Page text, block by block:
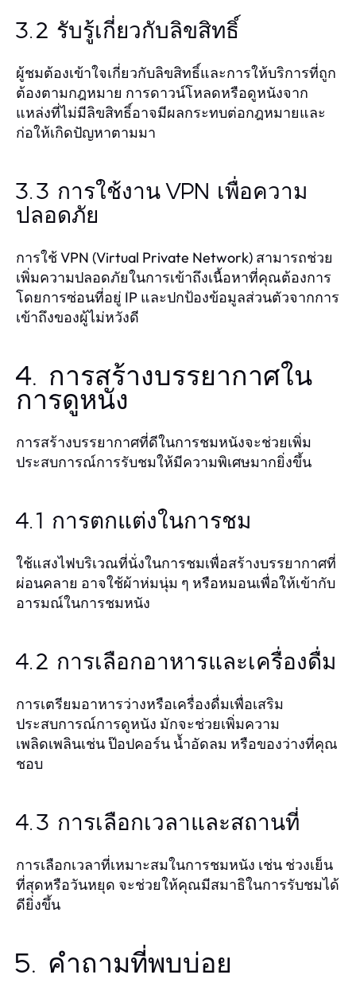
3.2 รับรู้เกี่ยวกับลิขสิทธิ์
ผู้ชมต้องเข้าใจเกี่ยวกับลิขสิทธิ์และการให้บริการที่ถูก
ต้องตามกฎหมาย การดาวน์โหลดหรือดูหนังจาก
แหล่งที่ไม่มีลิขสิทธิ์อาจมีผลกระทบต่อกฎหมายและ
ก่อให้เกิดปัญหาตามมา
3.3 การใช้งาน VPN เพื่อความ
ปลอดภัย
การใช้ VPN (Virtual Private Network) สามารถช่วย
เพิ่มความปลอดภัยในการเข้าถึงเนื้อหาที่คุณต้องการ
โดยการซ่อนที่อยู่ IP และปกป้องข้อมูลส่วนตัวจากการ
เข้าถึงของผู้ไม่หวังดี
4. การสร้างบรรยากาศใน
การดูหนัง
การสร้างบรรยากาศที่ดีในการชมหนังจะช่วยเพิ่ม
ประสบการณ์การรับชมให้มีความพิเศษมากยิ่งขึ้น
4.1 การตกแต่งในการชม
ใช้แสงไฟบริเวณที่นั่งในการชมเพื่อสร้างบรรยากาศที่
ผ่อนคลาย อาจใช้ผ้าห่มนุ่ม ๆ หรือหมอนเพื่อให้เข้ากับ
อารมณ์ในการชมหนัง
4.2 การเลือกอาหารและเครื่องดื่ม
การเตรียมอาหารว่างหรือเครื่องดื่มเพื่อเสริม
ประสบการณ์การดูหนัง มักจะช่วยเพิ่มความ
เพลิดเพลินเช่น ป๊อปคอร์น น้ำอัดลม หรือของว่างที่คุณ
ชอบ
4.3 การเลือกเวลาและสถานที่
การเลือกเวลาที่เหมาะสมในการชมหนัง เช่น ช่วงเย็น
ที่สุดหรือวันหยุด จะช่วยให้คุณมีสมาธิในการรับชมได้
ดียิ่งขึ้น
5. คำถามที่พบบ่อย